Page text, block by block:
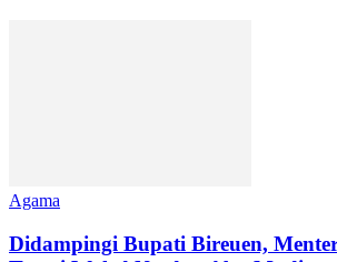
Agama
Didampingi Bupati Bireuen,